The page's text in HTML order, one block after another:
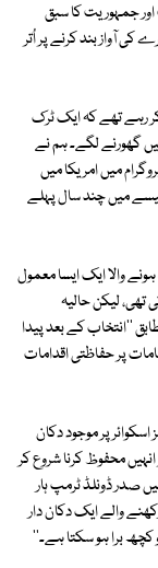
اور جمہوریت کا سبق
آواز بند کرنے پر اُتر
رہے تھے کہ ایک ٹرک
گھورنے لگے۔ ہم نے
میں امریکا میں
میں چند سال پہلے
والا ایک ایسا معمول
لیکن حالیہ
''انتخاب کے بعد پیدا
پر حفاظتی اقدامات
پر موجود دکان
محفوظ کرنا شروع کر
صدر ڈونلڈ ٹرمپ ہار
والے ایک دکان دار
کچھ برا ہو سکتا ہے۔''